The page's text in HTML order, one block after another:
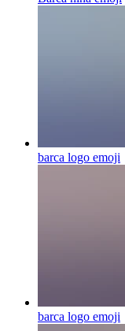
barca logo emoji
barca logo emoji